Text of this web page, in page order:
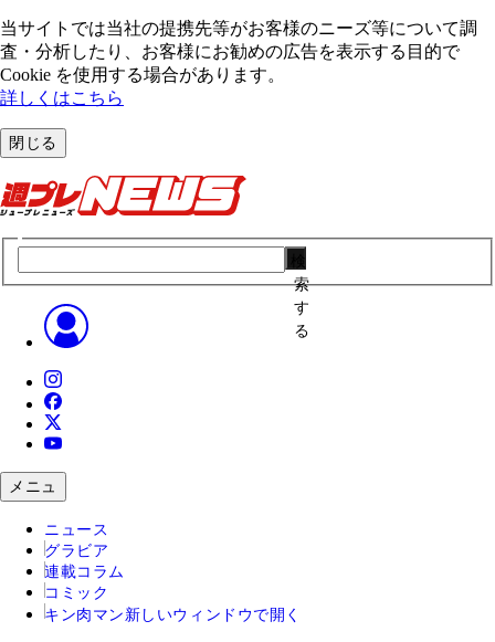
当サイトでは当社の提携先等がお客様のニーズ等について調
査・分析したり、お客様にお勧めの広告を表⽰する⽬的で
Cookie を使⽤する場合があります。
詳しくはこちら
閉じる
索
す
る
メニュ
ニュース
グラビア
連載コラム
コミック
キン肉マン 新しいウィンドウで開く